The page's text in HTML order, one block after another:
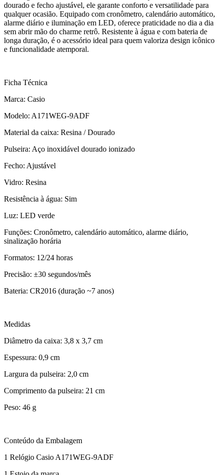
dourado e fecho ajustável, ele garante conforto e versatilidade para
qualquer ocasião. Equipado com cronômetro, calendário automático,
alarme diário e iluminação em LED, oferece praticidade no dia a dia
sem abrir mão do charme retrô. Resistente à água e com bateria de
longa duração, é o acessório ideal para quem valoriza design icônico
e funcionalidade atemporal.
Ficha Técnica
Marca: Casio
Modelo: A171WEG-9ADF
Material da caixa: Resina / Dourado
Pulseira: Aço inoxidável dourado ionizado
Fecho: Ajustável
Vidro: Resina
Resistência à água: Sim
Luz: LED verde
Funções: Cronômetro, calendário automático, alarme diário,
sinalização horária
Formatos: 12/24 horas
Precisão: ±30 segundos/mês
Bateria: CR2016 (duração ~7 anos)
Medidas
Diâmetro da caixa: 3,8 x 3,7 cm
Espessura: 0,9 cm
Largura da pulseira: 2,0 cm
Comprimento da pulseira: 21 cm
Peso: 46 g
Conteúdo da Embalagem
1 Relógio Casio A171WEG-9ADF